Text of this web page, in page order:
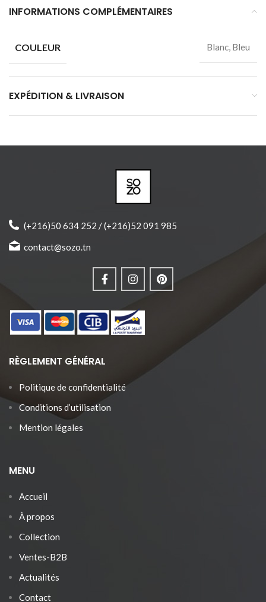
INFORMATIONS COMPLÉMENTAIRES
COULEUR Blanc, Bleu
EXPÉDITION & LIVRAISON
(+216)50 634 252 / (+216)52 091 985
contact@sozo.tn
RÈGLEMENT GÉNÉRAL
Politique de confidentialité
Conditions d’utilisation
Mention légales
MENU
Accueil
À propos
Collection
Ventes-B2B
Actualités
Contact